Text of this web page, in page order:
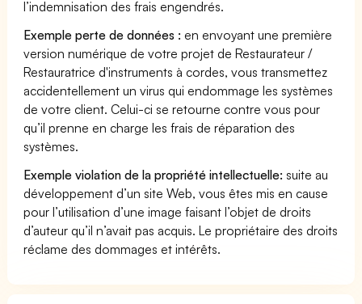
l’indemnisation des frais engendrés.
Exemple perte de données : en envoyant une première
version numérique de votre projet de Restaurateur /
Restauratrice d'instruments à cordes, vous transmettez
accidentellement un virus qui endommage les systèmes
de votre client. Celui-ci se retourne contre vous pour
qu’il prenne en charge les frais de réparation des
systèmes.
Exemple violation de la propriété intellectuelle: suite au
développement d’un site Web, vous êtes mis en cause
pour l’utilisation d’une image faisant l’objet de droits
d’auteur qu’il n’avait pas acquis. Le propriétaire des droits
réclame des dommages et intérêts.